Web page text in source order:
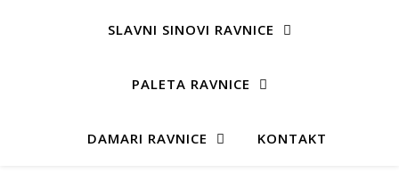
SLAVNI SINOVI RAVNICE
PALETA RAVNICE
DAMARI RAVNICE KONTAKT